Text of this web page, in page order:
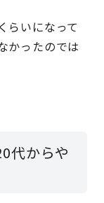
らいになって
かったのでは
代からや